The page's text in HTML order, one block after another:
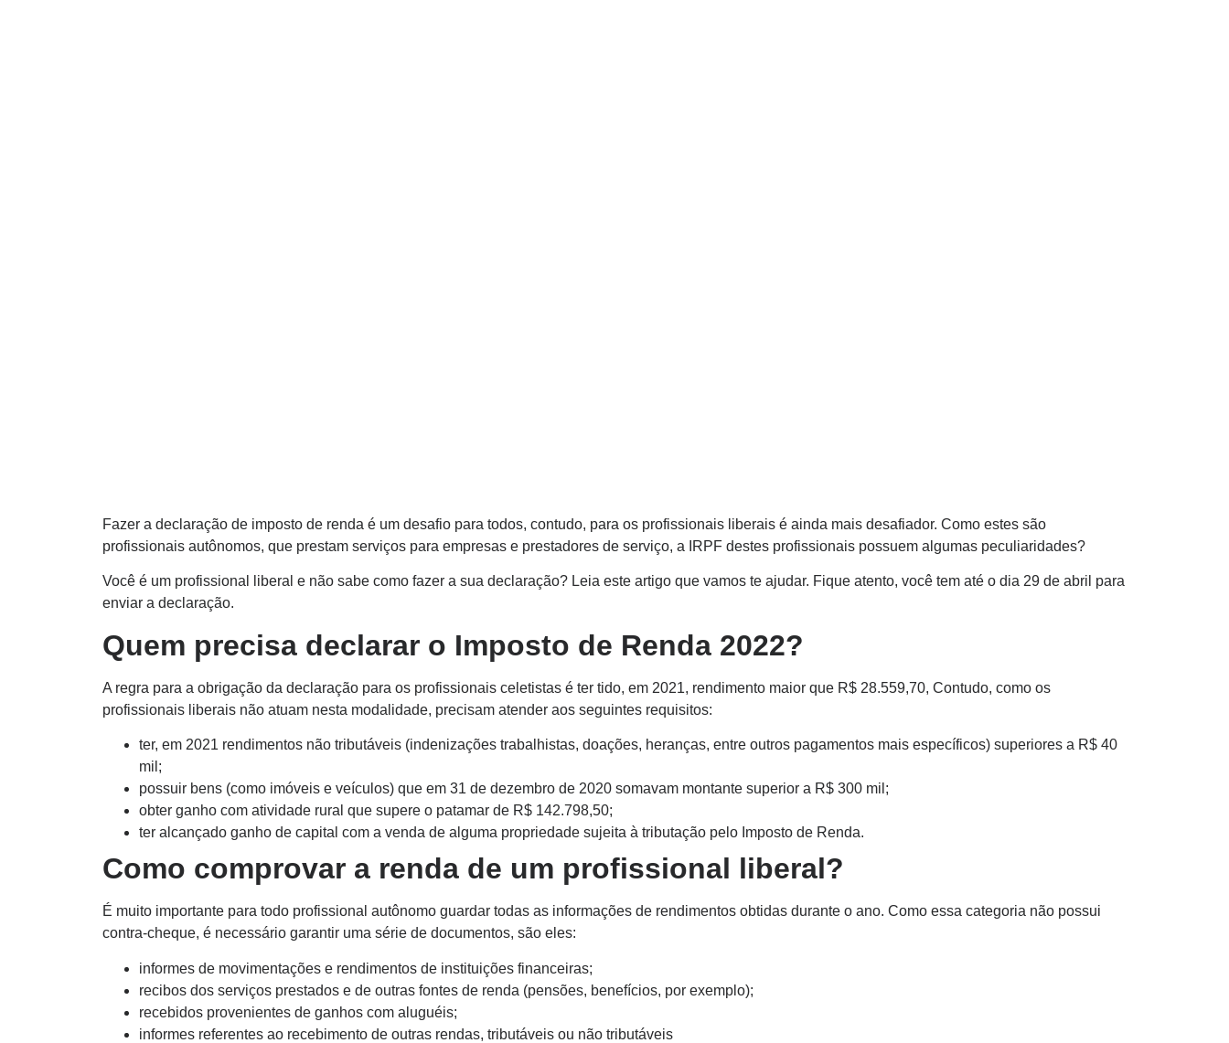
Fazer a declaração de imposto de renda é um desafio para todos, contudo, para os profissionais liberais é ainda mais desafiador. Como estes são
profissionais autônomos, que prestam serviços para empresas e prestadores de serviço, a IRPF destes profissionais possuem algumas peculiaridades?
Você é um profissional liberal e não sabe como fazer a sua declaração? Leia este artigo que vamos te ajudar. Fique atento, você tem até o dia 29 de abril para
enviar a declaração.
Quem precisa declarar o Imposto de Renda 2022?
A regra para a obrigação da declaração para os profissionais celetistas é ter tido, em 2021, rendimento maior que R$ 28.559,70, Contudo, como os
profissionais liberais não atuam nesta modalidade, precisam atender aos seguintes requisitos:
ter, em 2021 rendimentos não tributáveis (indenizações trabalhistas, doações, heranças, entre outros pagamentos mais específicos) superiores a R$ 40
mil;
possuir bens (como imóveis e veículos) que em 31 de dezembro de 2020 somavam montante superior a R$ 300 mil;
obter ganho com atividade rural que supere o patamar de R$ 142.798,50;
ter alcançado ganho de capital com a venda de alguma propriedade sujeita à tributação pelo Imposto de Renda.
Como comprovar a renda de um profissional liberal?
É muito importante para todo profissional autônomo guardar todas as informações de rendimentos obtidas durante o ano. Como essa categoria não possui
contra-cheque, é necessário garantir uma série de documentos, são eles:
informes de movimentações e rendimentos de instituições financeiras;
recibos dos serviços prestados e de outras fontes de renda (pensões, benefícios, por exemplo);
recebidos provenientes de ganhos com aluguéis;
informes referentes ao recebimento de outras rendas, tributáveis ou não tributáveis